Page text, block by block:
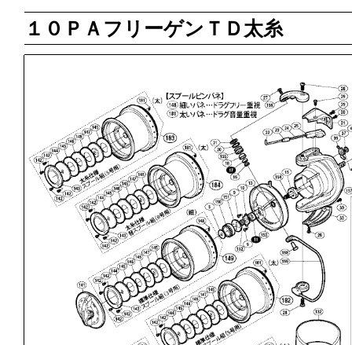
１０ＰＡフリーゲンＴＤ太糸